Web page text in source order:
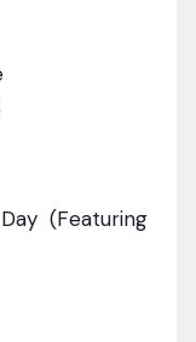
(Featuring